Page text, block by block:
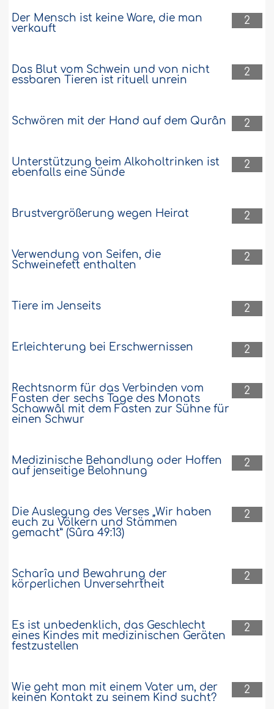
2
Der Mensch ist keine Ware, die man
verkauft
2
Das Blut vom Schwein und von nicht
essbaren Tieren ist rituell unrein
2
Schwören mit der Hand auf dem Qurân
2
Unterstützung beim Alkoholtrinken ist
ebenfalls eine Sünde
2
Brustvergrößerung wegen Heirat
2
Verwendung von Seifen, die
Schweinefett enthalten
2
Tiere im Jenseits
2
Erleichterung bei Erschwernissen
2
Rechtsnorm für das Verbinden vom
Fasten der sechs Tage des Monats
Schawwâl mit dem Fasten zur Sühne für
einen Schwur
2
Medizinische Behandlung oder Hoffen
auf jenseitige Belohnung
2
Die Auslegung des Verses „Wir haben
euch zu Völkern und Stämmen
gemacht” (Sûra 49:13)
2
Scharîa und Bewahrung der
körperlichen Unversehrtheit
2
Es ist unbedenklich, das Geschlecht
eines Kindes mit medizinischen Geräten
festzustellen
2
Wie geht man mit einem Vater um, der
keinen Kontakt zu seinem Kind sucht?